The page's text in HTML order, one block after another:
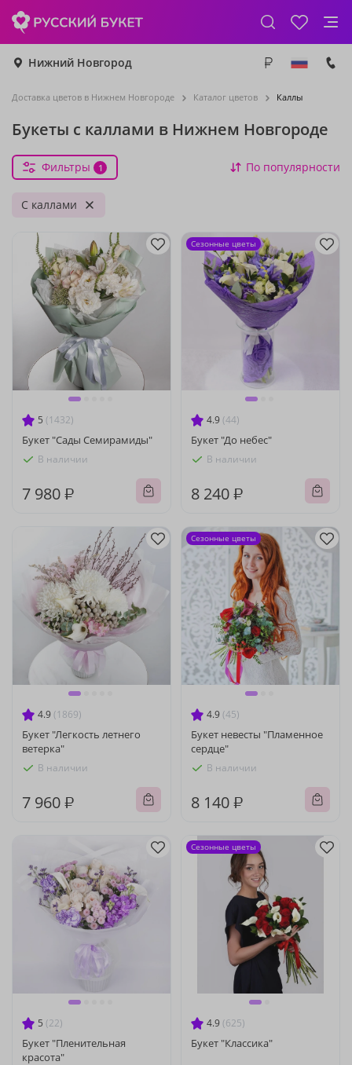
Нижний Новгород
Доставка цветов в Нижнем Новгороде Каталог цветов Каллы
Букеты с каллами в Нижнем Новгороде
Фильтры 1 По популярности
С каллами
5 (1432)
Букет "Сады Семирамиды"
В наличии
7 980 ₽
4.9 (44)
Букет "До небес"
В наличии
8 240 ₽
Сезонные цветы
4.9 (1869)
Букет "Легкость летнего
ветерка"
В наличии
7 960 ₽
4.9 (45)
Букет невесты "Пламенное
сердце"
В наличии
8 140 ₽
Сезонные цветы
5 (22)
Букет "Пленительная
красота"
4.9 (625)
Букет "Классика"
Сезонные цветы